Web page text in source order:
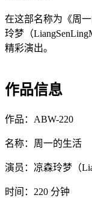
在这部名称为《周
玲梦（
精彩演出。
作品信息
作品：ABW-220
名称：周一的生活
演员：凉森玲梦（
时间：220 分钟